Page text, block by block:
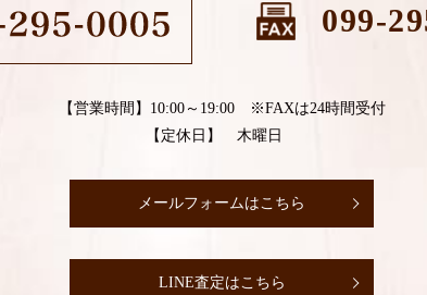
099-
【営業時間】10:00～19:00 ※FAXは24時間受付
【定休日】 木曜日
メールフォームはこちら
LINE査定はこちら